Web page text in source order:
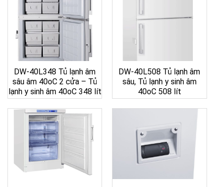
DW-40L348 Tủ lạnh âm
sâu âm 40oC 2 cửa – Tủ
lạnh y sinh âm 40oC 348 lít
DW-40L508 Tủ lạnh âm
sâu, Tủ lạnh y sinh âm
40oC 508 lít